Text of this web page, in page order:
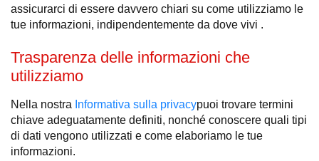
assicurarci di essere davvero chiari su come utilizziamo le
tue informazioni, indipendentemente da dove vivi .
Trasparenza delle informazioni che
utilizziamo
Nella nostra Informativa sulla privacypuoi trovare termini
chiave adeguatamente definiti, nonché conoscere quali tipi
di dati vengono utilizzati e come elaboriamo le tue
informazioni.